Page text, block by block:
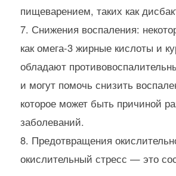
пищеварением, таких как
Снижения воспаления:
как омега-3 жирные кислоты и
обладают
и могут помочь снизить
которое может быть причиной
заболеваний.
Предотвращения
окислительный стресс — это